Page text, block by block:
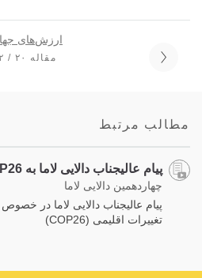
ارزش‌های
مقاله ۲۰ / ۲۲
مطالب مرتبط
پیام عالیجناب دالایی لاما به COP26
چهاردهمین دالایی لاما
پیام عالیجناب دالایی لاما در
تغییرات اقلیمی (COP26)